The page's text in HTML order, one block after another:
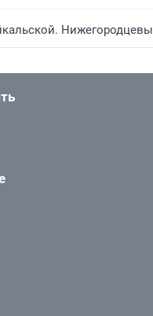
Нижегородцевы